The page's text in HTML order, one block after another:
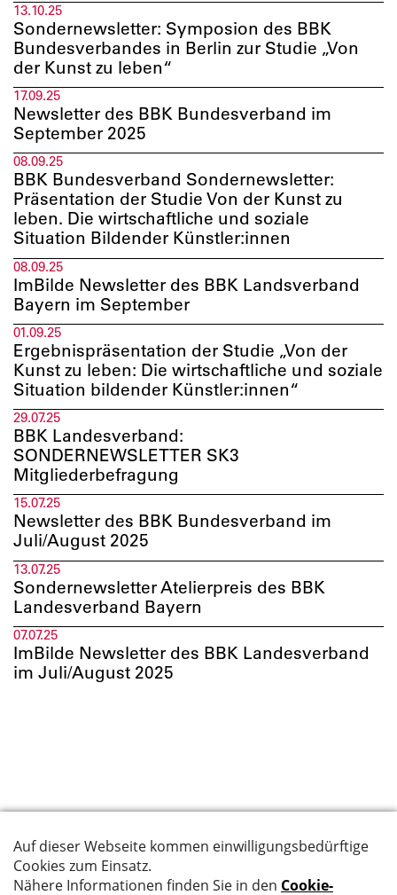
13.10.25
Sondernewsletter: Symposion des BBK
Bundesverbandes in Berlin zur Studie „Von
der Kunst zu leben“
17.09.25
Newsletter des BBK Bundesverband im
September 2025
08.09.25
BBK Bundesverband Sondernewsletter:
Präsentation der Studie Von der Kunst zu
leben. Die wirtschaftliche und soziale
Situation Bildender Künstler:innen
08.09.25
ImBilde Newsletter des BBK Landsverband
Bayern im September
01.09.25
Ergebnispräsentation der Studie „Von der
Kunst zu leben: Die wirtschaftliche und soziale
Situation bildender Künstler:innen“
29.07.25
BBK Landesverband:
SONDERNEWSLETTER SK3
Mitgliederbefragung
15.07.25
Newsletter des BBK Bundesverband im
Juli/August 2025
13.07.25
Sondernewsletter Atelierpreis des BBK
Landesverband Bayern
07.07.25
ImBilde Newsletter des BBK Landesverband
im Juli/August 2025
Suche